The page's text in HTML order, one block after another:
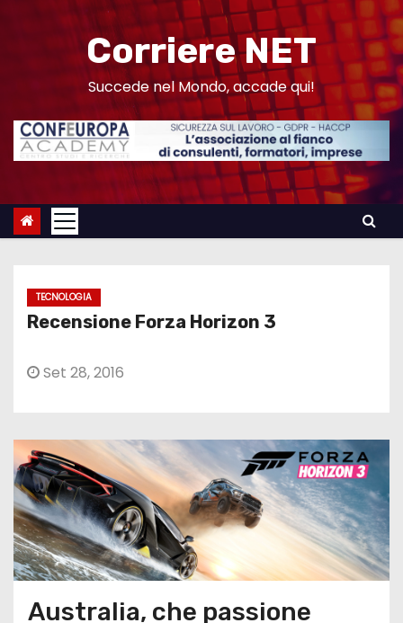
n
Corriere NET
Succede nel Mondo, accade qui!
TECNOLOGIA
Recensione Forza Horizon 3
Set 28, 2016
Australia, che passione